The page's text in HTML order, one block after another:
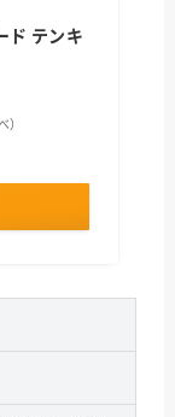
細を見る
ド テンキ
）